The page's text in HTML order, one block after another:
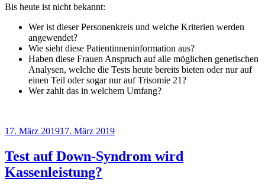
Bis heute ist nicht bekannt:
Wer ist dieser Personenkreis und welche Kriterien werden
angewendet?
Wie sieht diese Patientinneninformation aus?
Haben diese Frauen Anspruch auf alle möglichen genetischen
Analysen, welche die Tests heute bereits bieten oder nur auf
einen Teil oder sogar nur auf Trisomie 21?
Wer zahlt das in welchem Umfang?
Veröffentlicht
17. März 201917. März 2019
Test auf Down-Syndrom wird
Kassenleistung?